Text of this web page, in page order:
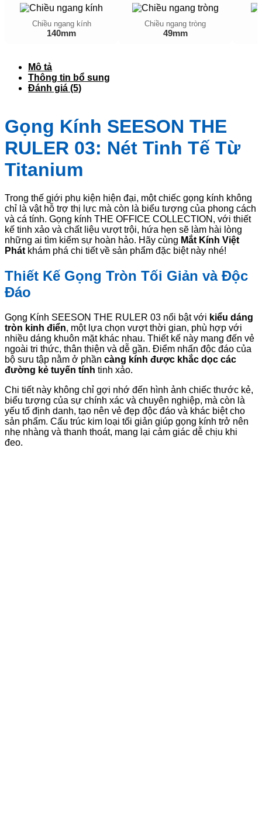
Chiều ngang kính
140mm
Chiều ngang tròng
49mm
Mô tả
Thông tin bổ sung
Đánh giá (5)
Gọng Kính SEESON THE
RULER 03: Nét Tinh Tế Từ
Titanium
Trong thế giới phụ kiện hiện đại, một chiếc gọng kính không
chỉ là vật hỗ trợ thị lực mà còn là biểu tượng của phong cách
và cá tính. Gọng kính THE OFFICE COLLECTION, với thiết
kế tinh xảo và chất liệu vượt trội, hứa hẹn sẽ làm hài lòng
những ai tìm kiếm sự hoàn hảo. Hãy cùng Mắt Kính Việt
Phát khám phá chi tiết về sản phẩm đặc biệt này nhé!
Thiết Kế Gọng Tròn Tối Giản và Độc
Đáo
Gọng Kính SEESON THE RULER 03 nổi bật với kiểu dáng
tròn kinh điển, một lựa chọn vượt thời gian, phù hợp với
nhiều dáng khuôn mặt khác nhau. Thiết kế này mang đến vẻ
ngoài tri thức, thân thiện và dễ gần. Điểm nhấn độc đáo của
bộ sưu tập nằm ở phần càng kính được khắc dọc các
đường kẻ tuyến tính tinh xảo.
Chi tiết này không chỉ gợi nhớ đến hình ảnh chiếc thước kẻ,
biểu tượng của sự chính xác và chuyên nghiệp, mà còn là
yếu tố định danh, tạo nên vẻ đẹp độc đáo và khác biệt cho
sản phẩm. Cấu trúc kim loại tối giản giúp gọng kính trở nên
nhẹ nhàng và thanh thoát, mang lại cảm giác dễ chịu khi
đeo.